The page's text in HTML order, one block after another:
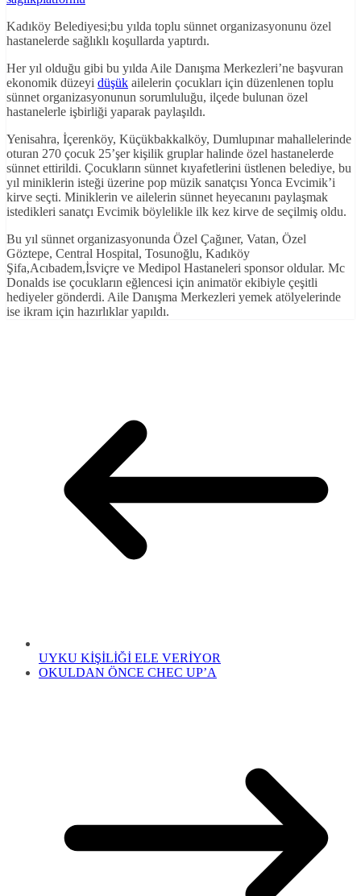
Kadıköy Belediyesi;bu yılda toplu sünnet organizasyonunu özel
hastanelerde sağlıklı koşullarda yaptırdı.
Her yıl olduğu gibi bu yılda Aile Danışma Merkezleri’ne başvuran
ekonomik düzeyi düşük ailelerin çocukları için düzenlenen toplu
sünnet organizasyonunun sorumluluğu, ilçede bulunan özel
hastanelerle işbirliği yaparak paylaşıldı.
Yenisahra, İçerenköy, Küçükbakkalköy, Dumlupınar mahallelerinde
oturan 270 çocuk 25’şer kişilik gruplar halinde özel hastanelerde
sünnet ettirildi. Çocukların sünnet kıyafetlerini üstlenen belediye, bu
yıl miniklerin isteği üzerine pop müzik sanatçısı Yonca Evcimik’i
kirve seçti. Miniklerin ve ailelerin sünnet heyecanını paylaşmak
istedikleri sanatçı Evcimik böylelikle ilk kez kirve de seçilmiş oldu.
Bu yıl sünnet organizasyonunda Özel Çağıner, Vatan, Özel
Göztepe, Central Hospital, Tosunoğlu, Kadıköy
Şifa,Acıbadem,İsviçre ve Medipol Hastaneleri sponsor oldular. Mc
Donalds ise çocukların eğlencesi için animatör ekibiyle çeşitli
hediyeler gönderdi. Aile Danışma Merkezleri yemek atölyelerinde
ise ikram için hazırlıklar yapıldı.
UYKU KİŞİLİĞİ ELE VERİYOR
OKULDAN ÖNCE CHEC UP’A